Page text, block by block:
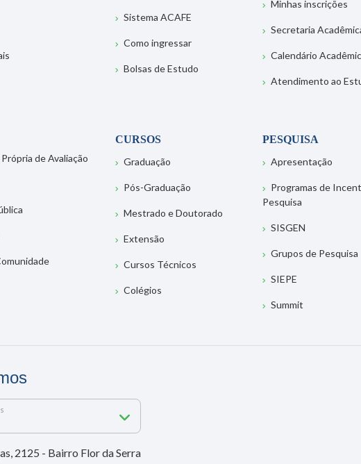
de Avaliação
Sistema ACAFE
Como ingressar
Bolsas de Estudo
Minhas inscrições
Secretaria
Calendário
Atendimento ao
CURSOS
Graduação
Pós-Graduação
Mestrado e Doutorado
Extensão
Cursos Técnicos
Colégios
PESQUISA
Apresentação
Programas de
Pesquisa
SISGEN
Grupos de Pesquisa
SIEPE
Summit
2125 - Bairro Flor da Serra